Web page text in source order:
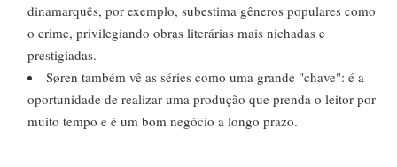
dinamarquês, por exemplo, subestima gêneros populares como
o crime, privilegiando obras literárias mais nichadas e
prestigiadas.
Søren também vê as séries como uma grande "chave": é a
oportunidade de realizar uma produção que prenda o leitor por
muito tempo e é um bom negócio a longo prazo.